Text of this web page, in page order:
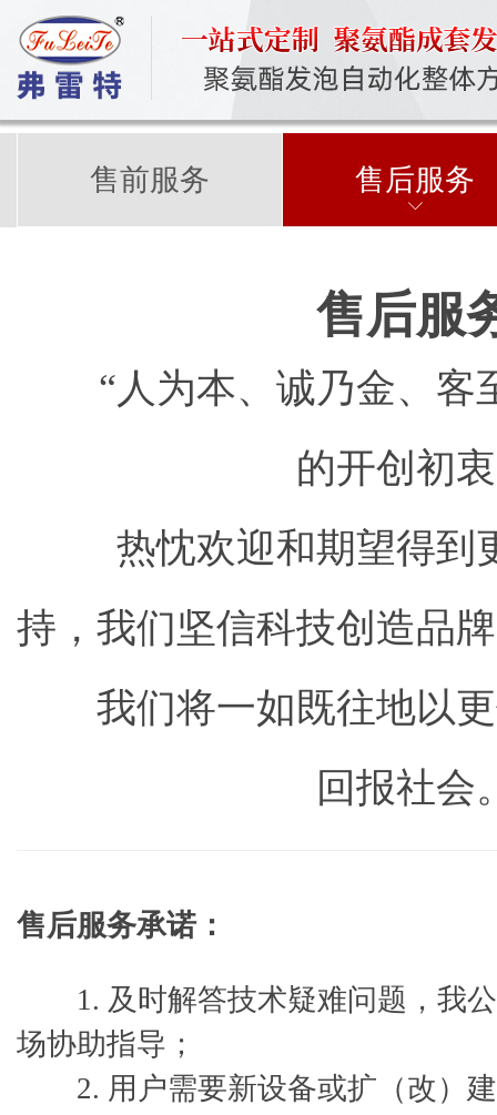
售前服务 售后服务
售后服
“人为本、诚乃金、客
的开创初
热忱欢迎和期望得到
持，我们坚信科技创造品
我们将一如既往地以更
回报社会
售后服务承诺：
1. 及时解答技术疑难问题，我公
场协助指导；
2. 用户需要新设备或扩（改）建